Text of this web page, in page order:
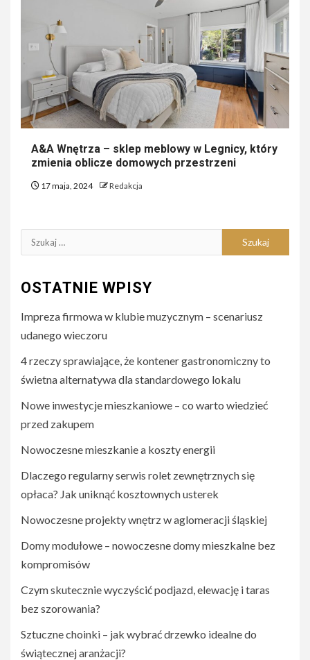
A&A Wnętrza – sklep meblowy w Legnicy, który
zmienia oblicze domowych przestrzeni
17 maja, 2024 Redakcja
Szukaj:
OSTATNIE WPISY
Impreza firmowa w klubie muzycznym – scenariusz
udanego wieczoru
4 rzeczy sprawiające, że kontener gastronomiczny to
świetna alternatywa dla standardowego lokalu
Nowe inwestycje mieszkaniowe – co warto wiedzieć
przed zakupem
Nowoczesne mieszkanie a koszty energii
Dlaczego regularny serwis rolet zewnętrznych się
opłaca? Jak uniknąć kosztownych usterek
Nowoczesne projekty wnętrz w aglomeracji śląskiej
Domy modułowe – nowoczesne domy mieszkalne bez
kompromisów
Czym skutecznie wyczyścić podjazd, elewację i taras
bez szorowania?
Sztuczne choinki – jak wybrać drzewko idealne do
świątecznej aranżacji?